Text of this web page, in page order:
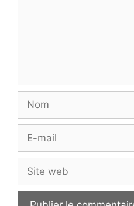
Nom
Site
web